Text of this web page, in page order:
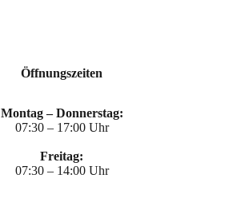
Öffnungszeiten
Montag – Donnerstag:
07:30 – 17:00 Uhr
Freitag:
07:30 – 14:00 Uhr